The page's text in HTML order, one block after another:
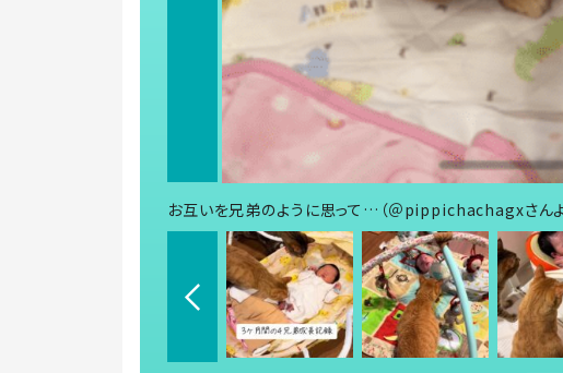
お互いを兄弟のように思って…（＠pippichachagxさんよ